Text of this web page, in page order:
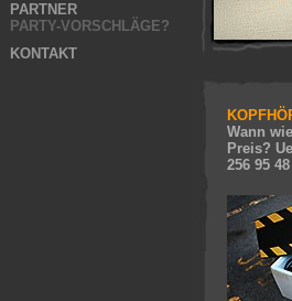
PARTNER
PARTY-VORSCHLÄGE?
KONTAKT
Wann
Preis?
256 95 48